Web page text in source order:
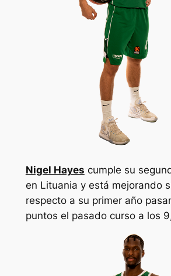
Nigel Hayes cumple su
en Lituania y está mejorando
respecto a su primer año
puntos el pasado curso a los